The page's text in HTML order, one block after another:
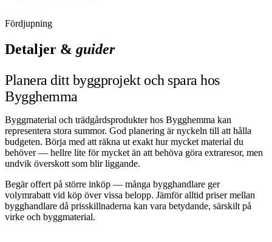
Fördjupning
Detaljer & guider
Planera ditt byggprojekt och spara hos
Bygghemma
Byggmaterial och trädgårdsprodukter hos Bygghemma kan
representera stora summor. God planering är nyckeln till att hålla
budgeten. Börja med att räkna ut exakt hur mycket material du
behöver — hellre lite för mycket än att behöva göra extraresor, men
undvik överskott som blir liggande.
Begär offert på större inköp — många bygghandlare ger
volymrabatt vid köp över vissa belopp. Jämför alltid priser mellan
bygghandlare då prisskillnaderna kan vara betydande, särskilt på
virke och byggmaterial.